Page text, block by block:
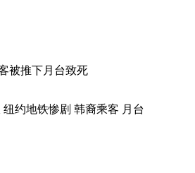
控
紧张？
推下月台致死
约地铁惨剧 韩裔乘客 月台